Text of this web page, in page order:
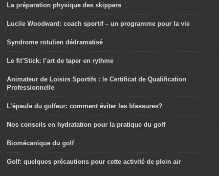
La préparation physique des skippers
Lucile Woodward: coach sportif – un programme pour la vie
Syndrome rotulien dédramatisé
Le fit’Stick: l’art de taper en rythme
Animateur de Loisirs Sportifs : le Certificat de Qualification
Professionnelle
L’épaule du golfeur: comment éviter les blessures?
Nos conseils en hydratation pour la pratique du golf
Biomécanique du golf
Golf: quelques précautions pour cette activité de plein air